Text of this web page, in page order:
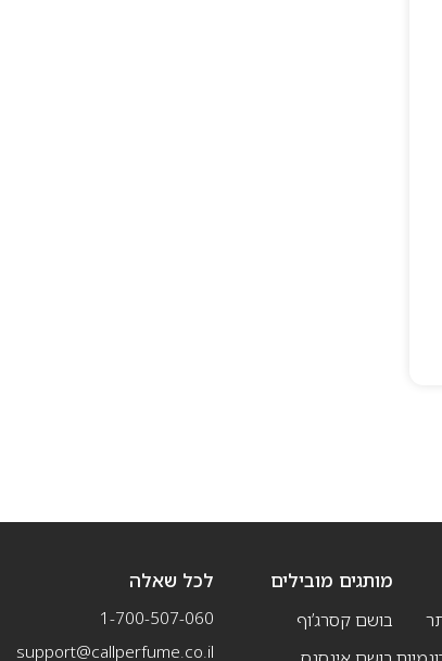
מותגים מובילים
בושם קסרג’וף
לכל שאלה
1-700-507-060
support@callperfume.co.il